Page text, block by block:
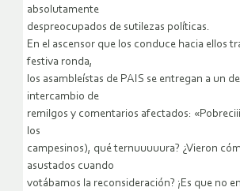
absolutamente
despreocupados de sutilezas políticas.
En el ascensor que los conduce hacia ellos
festiva ronda,
los asambleístas de PAIS se entregan a un
intercambio de
remilgos y comentarios afectados:
los
campesinos), qué ternuuuuura? ¿Vieron
asustados cuando
votábamos la reconsideración? ¡Es que no